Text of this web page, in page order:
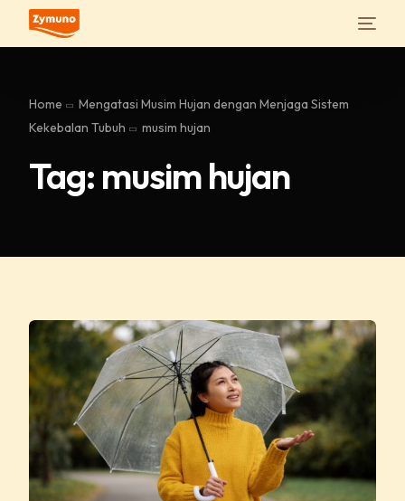
Home
Mengatasi Musim Hujan dengan Menjaga Sistem
Kekebalan Tubuh
musim hujan
Tag: musim hujan